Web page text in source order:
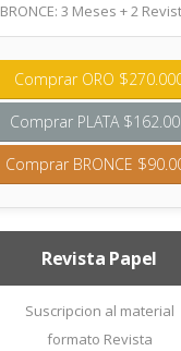
BRONCE: 3 Meses + 2
Comprar ORO
Comprar PLATA
Comprar BRONCE
Revista Papel
Suscripcion al material
formato Revista